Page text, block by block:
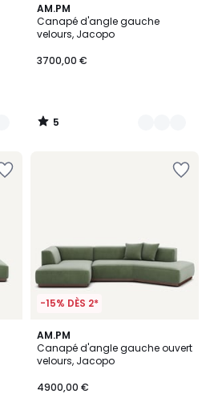
AM.PM
Canapé d'angle gauche
velours, Jacopo
3700,00 €
5
/
5
15
Couleurs
5
/
-15% DÈS 2*
AM.PM
Canapé d'angle gauche ouvert
velours, Jacopo
4900,00 €
5
/
5
15
Couleurs